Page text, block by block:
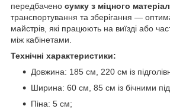
передбачено сумку з міцного
транспортування та зберігання —
майстрів, які працюють на виїзді або
між кабінетами.
Технічні характеристики:
Довжина: 185 см, 220 см із
Ширина: 60 см, 85 см із бічними
Піна: 5 см;